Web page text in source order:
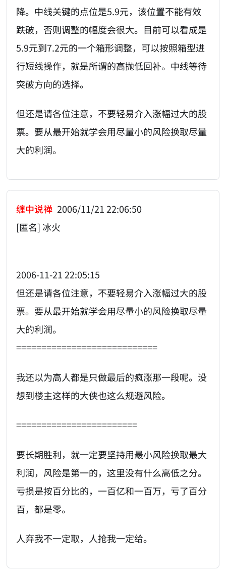
降。中线关键的点位是5.9元，该位置不能有效
跌破，否则调整的幅度会很大。目前可以看成是
5.9元到7.2元的一个箱形调整，可以按照箱型进
行短线操作，就是所谓的高抛低回补。中线等待
突破方向的选择。
但还是请各位注意，不要轻易介入涨幅过大的股
票。要从最开始就学会用尽量小的风险换取尽量
大的利润。
缠中说禅 2006/11/21 22:06:50
[匿名] 冰火
2006-11-21 22:05:15
但还是请各位注意，不要轻易介入涨幅过大的股
票。要从最开始就学会用尽量小的风险换取尽量
大的利润。
============================
我还以为高人都是只做最后的疯涨那一段呢。没
想到楼主这样的大侠也这么规避风险。
========================
要长期胜利，就一定要坚持用最小风险换取最大
利润，风险是第一的，这里没有什么高低之分。
亏损是按百分比的，一百亿和一百万，亏了百分
百，都是零。
人弃我不一定取，人抢我一定给。